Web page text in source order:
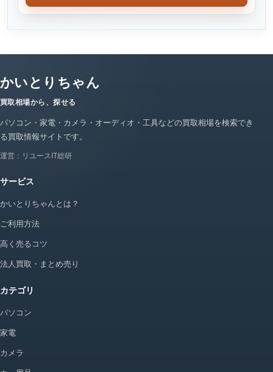
かいとりちゃん
買取相場から、探せる
パソコン・家電・カメラ・オーディオ・工具などの買取相場を検索でき
る買取情報サイトです。
運営：リユースIT総研
サービス
かいとりちゃんとは？
ご利用方法
高く売るコツ
法人買取・まとめ売り
カテゴリ
パソコン
家電
カメラ